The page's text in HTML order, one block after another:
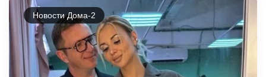
Новости Дома-2